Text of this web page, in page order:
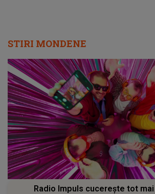
STIRI MONDENE
Radio Impuls cucerește tot